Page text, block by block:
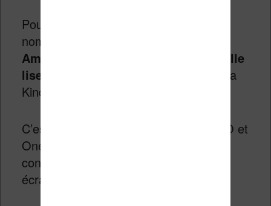
Pour la première fois depuis de
nombreuses années et la Kindle DX,
Amazon a commercialisé une nouvelle
liseuse avec un écran de 7 pouces
, la
Kindle Oasis.
C’est donc le signe, avec les Kobo H2O et
One, que la liseuse ne peut plus se
contenter d’un format unique avec un
écran 6 pouces.